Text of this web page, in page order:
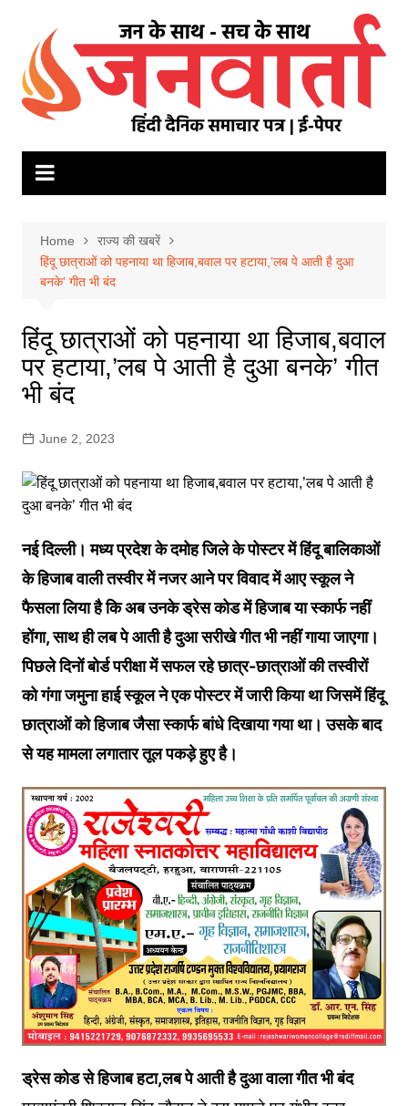
content
Home
राज्य की खबरें
हिंदू छात्राओं को पहनाया था हिजाब,बवाल पर हटाया,’लब पे आती है दुआ
बनके’ गीत भी बंद
हिंदू छात्राओं को पहनाया था हिजाब,बवाल
पर हटाया,’लब पे आती है दुआ बनके’ गीत
भी बंद
June 2, 2023
नई दिल्ली। मध्य प्रदेश के दमोह जिले के पोस्टर में हिंदू बालिकाओं
के हिजाब वाली तस्वीर में नजर आने पर विवाद में आए स्कूल ने
फैसला लिया है कि अब उनके ड्रेस कोड में हिजाब या स्कार्फ नहीं
होंगा, साथ ही लब पे आती है दुआ सरीखे गीत भी नहीं गाया जाएगा।
पिछले दिनों बोर्ड परीक्षा में सफल रहे छात्र-छात्राओं की तस्वीरों
को गंगा जमुना हाई स्कूल ने एक पोस्टर में जारी किया था जिसमें हिंदू
छात्राओं को हिजाब जैसा स्कार्फ बांधे दिखाया गया था। उसके बाद
से यह मामला लगातार तूल पकड़े हुए है।
ड्रेस कोड से हिजाब हटा,लब पे आती है दुआ वाला गीत भी बंद